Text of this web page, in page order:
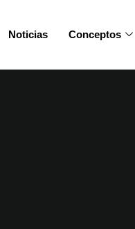
Noticias Conceptos